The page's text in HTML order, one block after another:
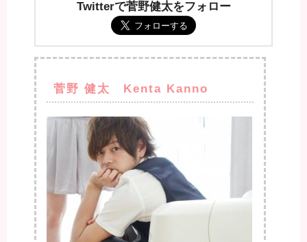
Twitterで菅野健太をフォロー
菅野 健太 Kenta Kanno